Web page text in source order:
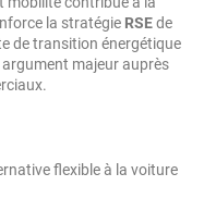
la stratégie RSEde
de transition énergétique
majeur auprès
flexible à la voiture